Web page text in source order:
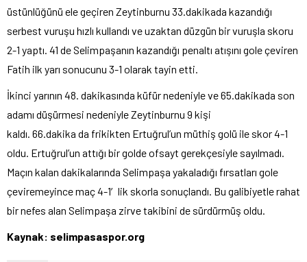
üstünlüğünü ele geçiren Zeytinburnu 33.dakikada kazandığı
serbest vuruşu hızlı kullandı ve uzaktan düzgün bir vuruşla skoru
2-1 yaptı. 41 de Selimpaşanın kazandığı penaltı atışını gole çeviren
Fatih ilk yarı sonucunu 3-1 olarak tayin etti.
İkinci yarının 48. dakikasında küfür nedeniyle ve 65.dakikada son
adamı düşürmesi nedeniyle Zeytinburnu 9 kişi
kaldı. 66.dakika da frikikten Ertuğrul’un müthiş golü ile skor 4-1
oldu. Ertuğrul’un attığı bir golde ofsayt gerekçesiyle sayılmadı.
Maçın kalan dakikalarında Selimpaşa yakaladığı fırsatları gole
çeviremeyince maç 4-1′lik skorla sonuçlandı. Bu galibiyetle rahat
bir nefes alan Selimpaşa zirve takibini de sürdürmüş oldu.
Kaynak: selimpasaspor.org